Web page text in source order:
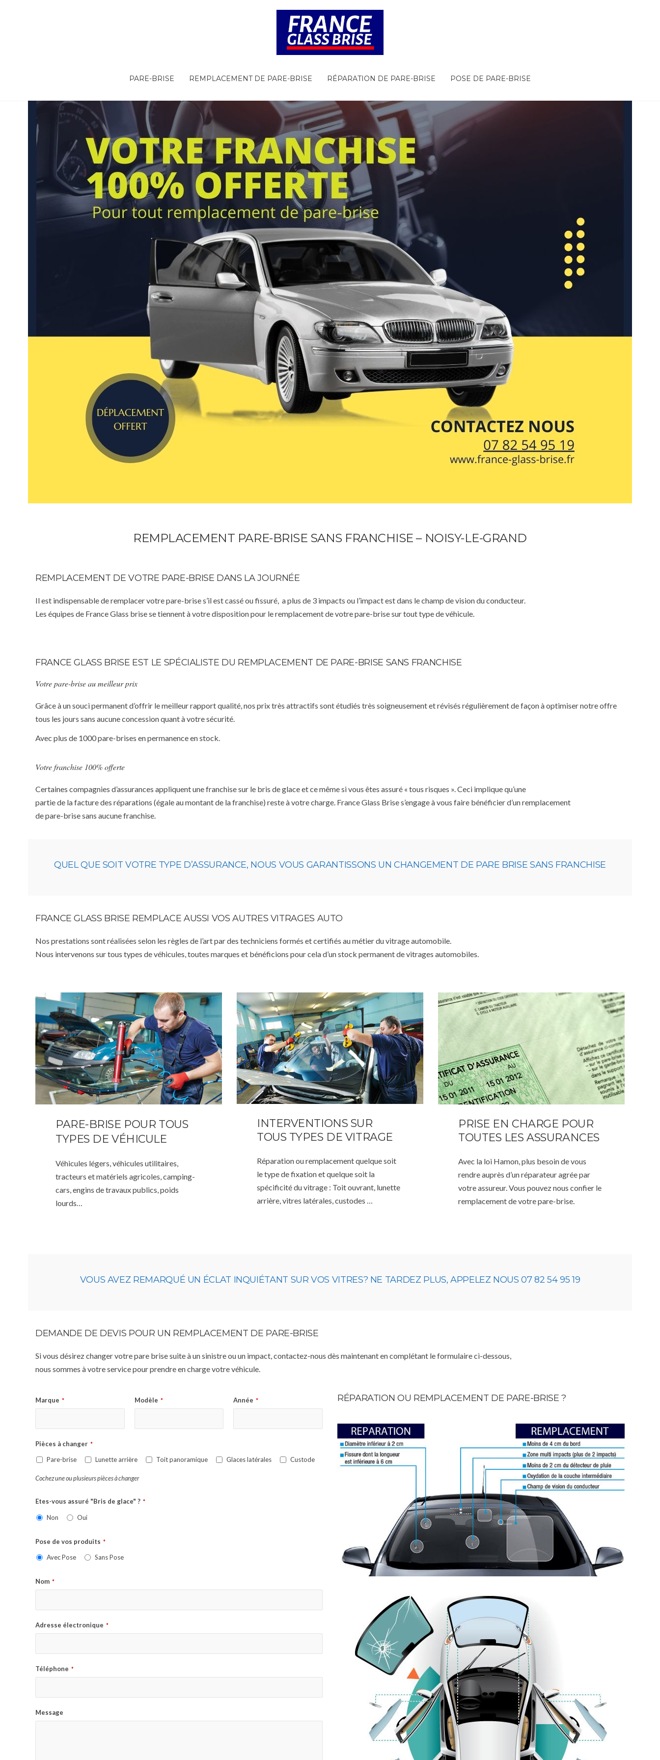
PARE-BRISE REMPLACEMENT DE PARE-BRISE RÉPARATION DE PARE-BRISE POSE DE PARE-BRISE
REMPLACEMENT PARE-BRISE SANS FRANCHISE – NOISY-LE-GRAND
REMPLACEMENT DE VOTRE PARE-BRISE DANS LA JOURNÉE
Il est indispensable de remplacer votre pare-brise s’il est cassé ou fissuré, a plus de 3 impacts ou l’impact est dans le champ de vision du conducteur.
Les équipes de France Glass brise se tiennent à votre disposition pour le remplacement de votre pare-brise sur tout type de véhicule.
FRANCE GLASS BRISE EST LE SPÉCIALISTE DU REMPLACEMENT DE PARE-BRISE SANS FRANCHISE
Votre pare-brise au meilleur prix
Grâce à un souci permanent d’offrir le meilleur rapport qualité, nos prix très attractifs sont étudiés très soigneusement et révisés régulièrement de façon à optimiser notre offre
tous les jours sans aucune concession quant à votre sécurité.
Avec plus de 1000 pare-brises en permanence en stock.
Votre franchise 100% offerte
Certaines compagnies d’assurances appliquent une franchise sur le bris de glace et ce même si vous êtes assuré « tous risques ». Ceci implique qu’une
partie de la facture des réparations (égale au montant de la franchise) reste à votre charge. France Glass Brise s’engage à vous faire bénéficier d’un remplacement
de pare-brise sans aucune franchise.
QUEL QUE SOIT VOTRE TYPE D’ASSURANCE, NOUS VOUS GARANTISSONS UN CHANGEMENT DE PARE BRISE SANS FRANCHISE
FRANCE GLASS BRISE REMPLACE AUSSI VOS AUTRES VITRAGES AUTO
Nos prestations sont réalisées selon les règles de l’art par des techniciens formés et certifiés au métier du vitrage automobile.
Nous intervenons sur tous types de véhicules, toutes marques et bénéficions pour cela d’un stock permanent de vitrages automobiles.
PARE-BRISE POUR TOUS
TYPES DE VÉHICULE
Véhicules légers, véhicules utilitaires,
tracteurs et matériels agricoles, camping-
cars, engins de travaux publics, poids
lourds…
INTERVENTIONS SUR
TOUS TYPES DE VITRAGE
Réparation ou remplacement quelque soit
le type de fixation et quelque soit la
spécificité du vitrage : Toit ouvrant, lunette
arrière, vitres latérales, custodes …
PRISE EN CHARGE POUR
TOUTES LES ASSURANCES
Avec la loi Hamon, plus besoin de vous
rendre auprès d’un réparateur agrée par
votre assureur. Vous pouvez nous confier le
remplacement de votre pare-brise.
VOUS AVEZ REMARQUÉ UN ÉCLAT INQUIÉTANT SUR VOS VITRES? NE TARDEZ PLUS, APPELEZ NOUS 07 82 54 95 19
DEMANDE DE DEVIS POUR UN REMPLACEMENT DE PARE-BRISE
Si vous désirez changer votre pare brise suite à un sinistre ou un impact, contactez-nous dès maintenant en complétant le formulaire ci-dessous,
nous sommes à votre service pour prendre en charge votre véhicule.
Marque * Modèle * Année *
Pièces à changer *
Pare-brise Lunette arrière Toit panoramique Glaces latérales Custode
Cochez une ou plusieurs pièces à changer
Etes-vous assuré "Bris de glace" ? *
Non Oui
Pose de vos produits *
Avec Pose Sans Pose
Nom *
Adresse électronique *
Téléphone *
Message
RÉPARATION OU REMPLACEMENT DE PARE-BRISE ?